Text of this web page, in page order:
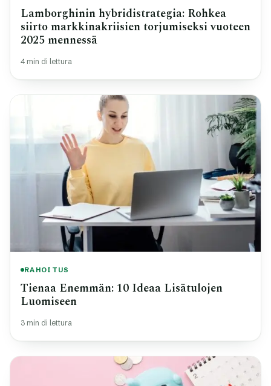
Lamborghinin hybridistrategia: Rohkea
siirto markkinakriisien torjumiseksi vuoteen
2025 mennessä
4 min di lettura
RAHOITUS
Tienaa Enemmän: 10 Ideaa Lisätulojen
Luomiseen
3 min di lettura